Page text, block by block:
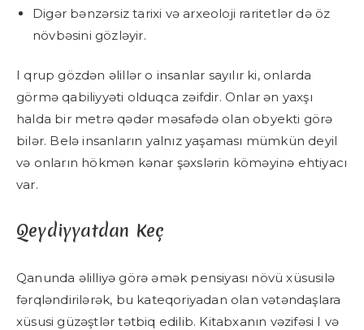
Digər bənzərsiz tarixi və arxeoloji raritetlər də öz
növbəsini gözləyir.
I qrup gözdən əlillər o insanlar sayılır ki, onlarda
görmə qabiliyyəti olduqca zəifdir. Onlar ən yaxşı
halda bir metrə qədər məsafədə olan obyekti görə
bilər. Belə insanların yalnız yaşaması mümkün deyil
və onların hökmən kənar şəxslərin köməyinə ehtiyacı
var.
Qeydiyyatdan Keç
Qanunda əlilliyə görə əmək pensiyası növü xüsusilə
fərqləndirilərək, bu kateqoriyadan olan vətəndaşlara
xüsusi güzəştlər tətbiq edilib. Kitabxanın vəzifəsi I və